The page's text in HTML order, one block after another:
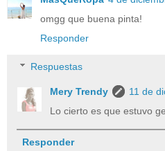
omgg que buena pinta!
Responder
Respuestas
Mery Trendy
11 de
Lo cierto es que estuvo
Responder